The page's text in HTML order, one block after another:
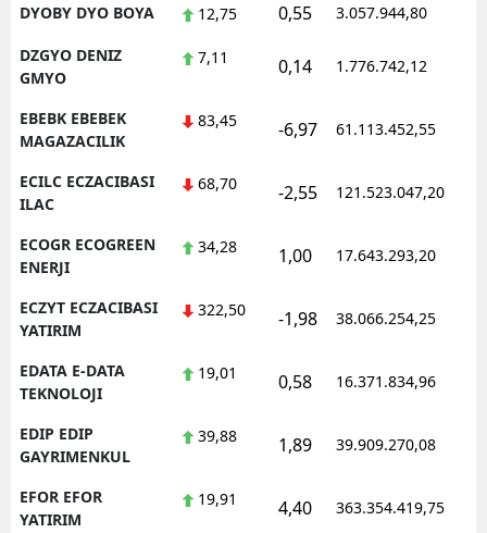
DYOBY DYO BOYA 12,75 0,55 3.057.944,80
DZGYO DENIZ
GMYO
7,11 0,14 1.776.742,12
EBEBK EBEBEK
MAGAZACILIK
83,45 -6,97 61.113.452,55
ECILC ECZACIBASI
ILAC
68,70 -2,55 121.523.047,20
ECOGR ECOGREEN
ENERJI
34,28 1,00 17.643.293,20
ECZYT ECZACIBASI
YATIRIM
322,50 -1,98 38.066.254,25
EDATA E-DATA
TEKNOLOJI
19,01 0,58 16.371.834,96
EDIP EDIP
GAYRIMENKUL
39,88 1,89 39.909.270,08
EFOR EFOR
YATIRIM
19,91 4,40 363.354.419,75